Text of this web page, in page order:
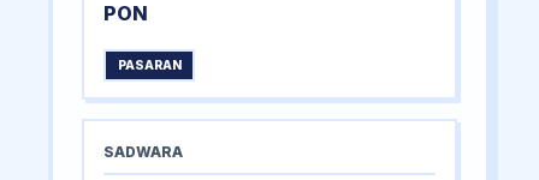
PON
PASARAN
SADWARA